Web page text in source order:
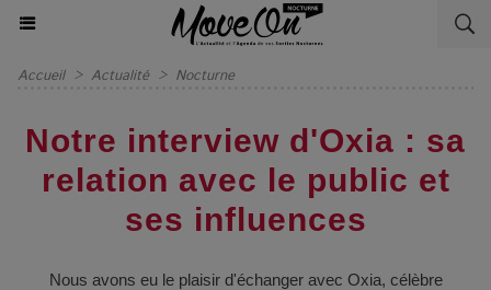
Accueil > Actualité > Nocturne
Notre interview d'Oxia : sa
relation avec le public et
ses influences
Nous avons eu le plaisir d'échanger avec Oxia, célèbre